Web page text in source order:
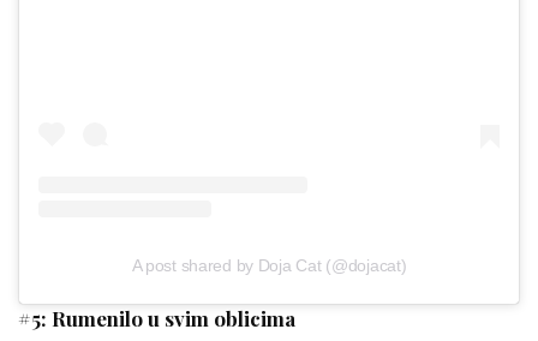
A post shared by Doja Cat (@dojacat)
#5: Rumenilo u svim oblicima